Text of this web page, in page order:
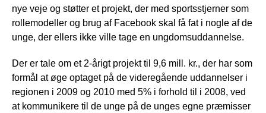
nye veje og støtter et projekt, der med sportsstjerner som
rollemodeller og brug af Facebook skal få fat i nogle af de
unge, der ellers ikke ville tage en ungdomsuddannelse.
Der er tale om et 2-årigt projekt til 9,6 mill. kr., der har som
formål at øge optaget på de videregående uddannelser i
regionen i 2009 og 2010 med 5% i forhold til i 2008, ved
at kommunikere til de unge på de unges egne præmisser